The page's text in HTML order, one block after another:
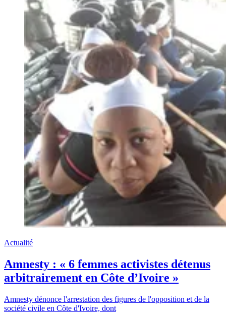
Actualité
Amnesty : « 6 femmes activistes détenus
arbitrairement en Côte d’Ivoire »
Amnesty dénonce l'arrestation des figures de l'opposition et de la
société civile en Côte d'Ivoire, dont